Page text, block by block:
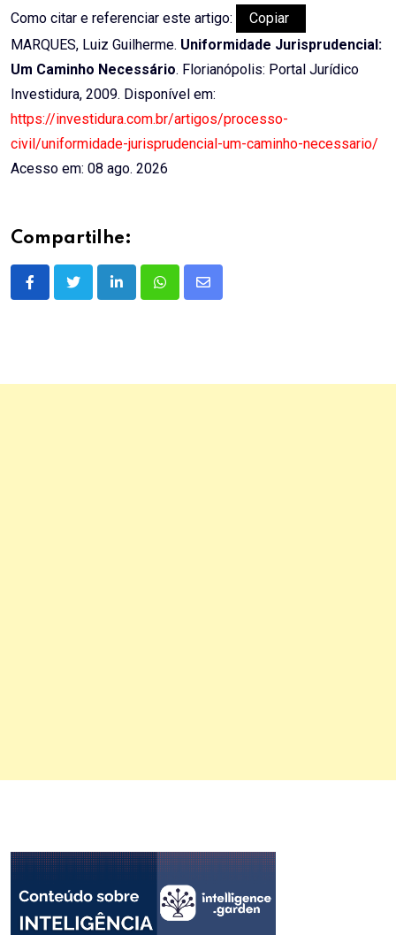
Como citar e referenciar este artigo:
Copiar
MARQUES, Luiz Guilherme. Uniformidade Jurisprudencial:
Um Caminho Necessário. Florianópolis: Portal Jurídico
Investidura, 2009. Disponível em:
https://investidura.com.br/artigos/processo-
civil/uniformidade-jurisprudencial-um-caminho-necessario/
Acesso em: 08 ago. 2026
Compartilhe:
LinkedInWhatsappShare